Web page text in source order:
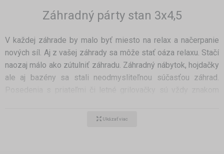
Záhradný párty stan 3x4,5
V každej záhrade by malo byť miesto na relax a načerpanie
nových síl. Aj z vašej záhrady sa môže stať oáza relaxu. Stačí
naozaj málo ako zútulniť záhradu. Záhradný nábytok, hojdačky
ale aj bazény sa stali neodmysliteľnou súčasťou záhrad.
Na takéto účely sú dobrým pomocníkom záhradné párty
Ukázať viac